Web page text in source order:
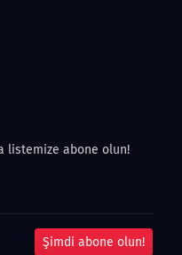
listemize abone olun!
Şimdi abone olun!